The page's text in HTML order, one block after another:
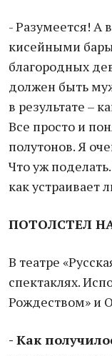
- Разумеется! А
кисейными
благородных
должен быть
в результате –
Все просто и
полутонов. Я
Что уж
как устраивает
ПОТОЛСТЕЛ
В театре
спектаклях.
Рождеством» и
- Как